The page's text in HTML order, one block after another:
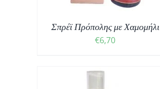
Σπρέϊ Πρόπολης με Χαμομήλι
€6,70